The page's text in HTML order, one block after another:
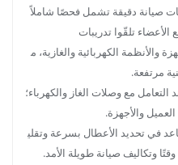
صيانة دقيقة تشمل فحصًا شاملاً
تلقّوا تدريبات
الكهربائية والغازية، م
مرتفعة.
مع وصلات الغاز والكهرباء؛
والأجهزة.
في تحديد الأعطال بسرعة وتقلي
وتكاليف صيانة طويلة الأمد.